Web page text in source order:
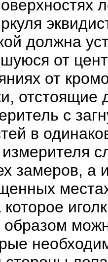
должна
от
от
отстоящие
с
в
замеров, а
которое
образом